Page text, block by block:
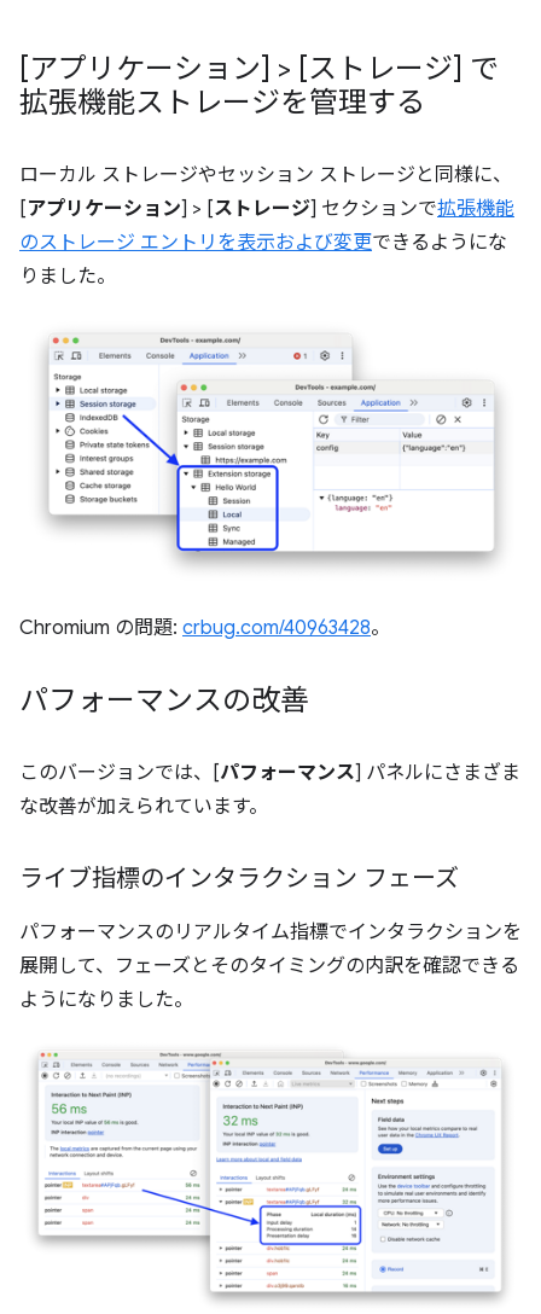
[アプリケーション] > [ストレージ] で
拡張機能ストレージを管理する
ローカル ストレージやセッション ストレージと同様に、
[アプリケーション] > [ストレージ] セクションで拡張機能
のストレージ エントリを表示および変更できるようにな
りました。
Chromium の問題: crbug.com/40963428。
パフォーマンスの改善
このバージョンでは、[パフォーマンス] パネルにさまざま
な改善が加えられています。
ライブ指標のインタラクション フェーズ
パフォーマンスのリアルタイム指標でインタラクションを
展開して、フェーズとそのタイミングの内訳を確認できる
ようになりました。